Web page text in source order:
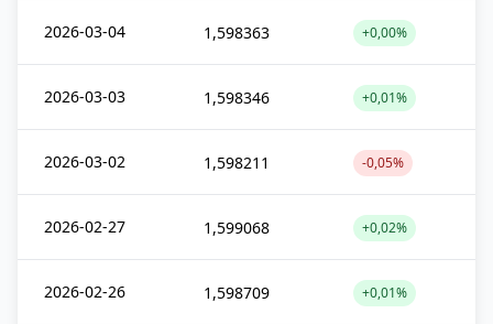
2026-03-04 1,598363 +0,00%
2026-03-03 1,598346 +0,01%
2026-03-02 1,598211 -0,05%
2026-02-27 1,599068 +0,02%
2026-02-26 1,598709 +0,01%